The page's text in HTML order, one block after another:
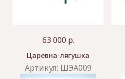
63 000 р.
Царевна-лягушка
Артикул: ШЭА009